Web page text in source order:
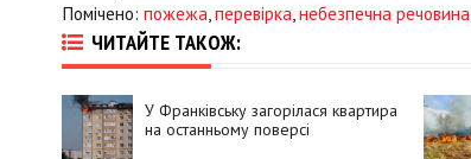
Помічено: пожежа,перевірка,небезпечна речовина
ЧИТАЙТЕ ТАКОЖ:
У Франківську загорілася квартира
на останньому поверсі